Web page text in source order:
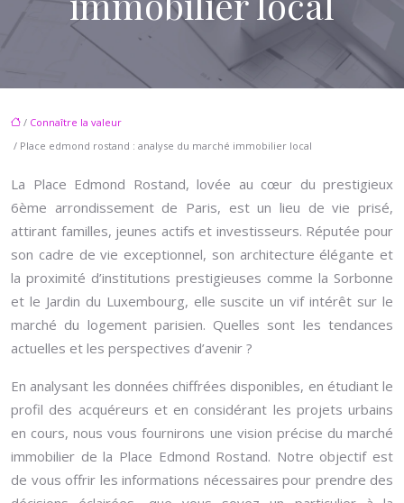
/ Connaître la valeur
/ Place edmond rostand : analyse du marché immobilier local
La Place Edmond Rostand, lovée au cœur du prestigieux
6ème arrondissement de Paris, est un lieu de vie prisé,
attirant familles, jeunes actifs et investisseurs. Réputée pour
son cadre de vie exceptionnel, son architecture élégante et
la proximité d’institutions prestigieuses comme la Sorbonne
et le Jardin du Luxembourg, elle suscite un vif intérêt sur le
marché du logement parisien. Quelles sont les tendances
actuelles et les perspectives d’avenir ?
En analysant les données chiffrées disponibles, en étudiant le
profil des acquéreurs et en considérant les projets urbains
en cours, nous vous fournirons une vision précise du marché
immobilier de la Place Edmond Rostand. Notre objectif est
de vous offrir les informations nécessaires pour prendre des